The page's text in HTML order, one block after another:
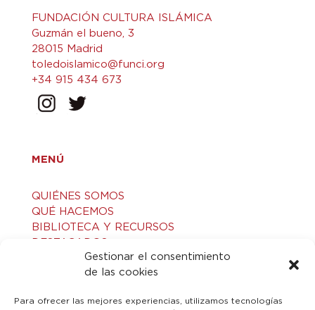
Gestionar el consentimiento
de las cookies
Para ofrecer las mejores experiencias, utilizamos tecnologías
FUNDACIÓN CULTURA ISLÁMICA
Guzmán el bueno, 3
28015 Madrid
toledoislamico@funci.org
+34 915 434 673
MENÚ
QUIÉNES SOMOS
QUÉ HACEMOS
BIBLIOTECA Y RECURSOS
DESTACADOS
ACTIVIDADES
VISITAS GUIADAS